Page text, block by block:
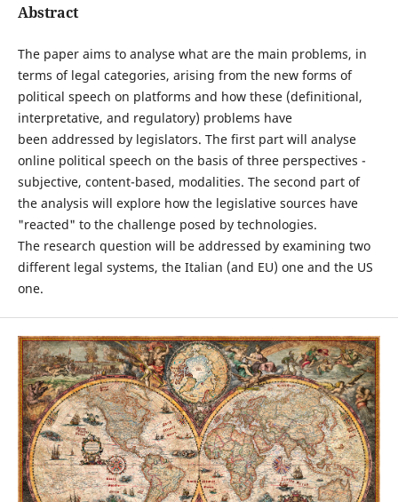
Abstract
The paper aims to analyse what are the main problems, in
terms of legal categories, arising from the new forms of
political speech on platforms and how these (definitional,
interpretative, and regulatory) problems have
been addressed by legislators. The first part will analyse
online political speech on the basis of three perspectives -
subjective, content-based, modalities. The second part of
the analysis will explore how the legislative sources have
"reacted" to the challenge posed by technologies.
The research question will be addressed by examining two
different legal systems, the Italian (and EU) one and the US
one.